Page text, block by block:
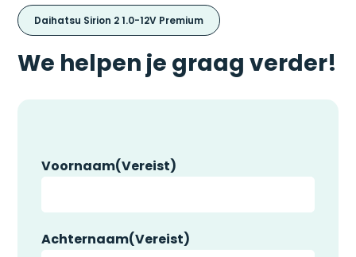
Daihatsu Sirion 2 1.0-12V Premium
We helpen je graag verder!
Voornaam(Vereist)
Achternaam(Vereist)